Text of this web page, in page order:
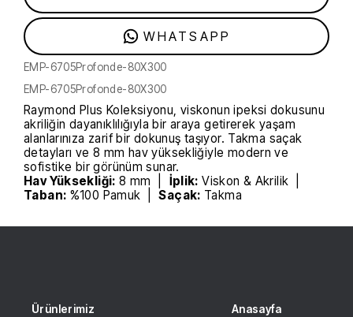
WHATSAPP
EMP-6705Profonde-80X300
EMP-6705Profonde-80X300
Raymond Plus Koleksiyonu, viskonun ipeksi dokusunu
akriliğin dayanıklılığıyla bir araya getirerek yaşam
alanlarınıza zarif bir dokunuş taşıyor. Takma saçak
detayları ve 8 mm hav yüksekliğiyle modern ve
sofistike bir görünüm sunar.
Hav Yüksekliği: 8 mm | İplik: Viskon & Akrilik |
Taban: %100 Pamuk |Saçak: Takma
Ürünlerimiz
Anasayfa